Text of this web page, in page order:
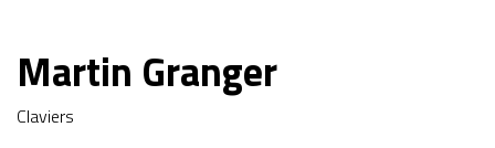
Martin Granger
Claviers